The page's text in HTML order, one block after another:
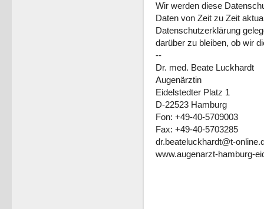
Wir werden diese
Daten von Zeit zu Zeit
Datenschutzerklärung
darüber zu bleiben, ob wir
--
Dr. med. Beate Luckhardt
Augenärztin
Eidelstedter Platz 1
D-22523 Hamburg
Fon: +49-40-5709003
Fax: +49-40-5703285
dr.beateluckhardt@t-
www.augenarzt-hamburg-